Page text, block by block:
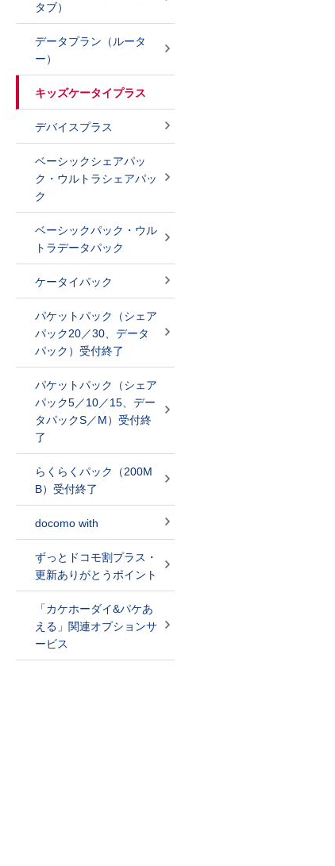
タブ）
データプラン（ルータ
ー）
キッズケータイプラス
デバイスプラス
ベーシックシェアパッ
ク・ウルトラシェアパッ
ク
ベーシックパック・ウル
トラデータパック
ケータイパック
パケットパック（シェア
パック20／30、データ
パック）受付終了
パケットパック（シェア
パック5／10／15、デー
タパックS／M）受付終
了
らくらくパック（200M
B）受付終了
docomo with
ずっとドコモ割プラス・
更新ありがとうポイント
「カケホーダイ&パケあ
える」関連オプションサ
ービス